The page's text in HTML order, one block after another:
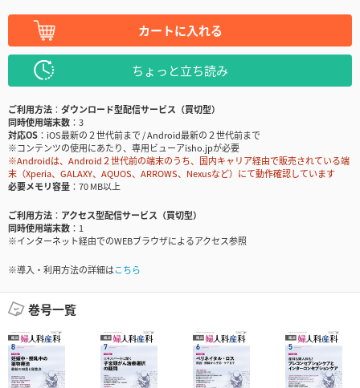
カートに入れる
ちょっと立ち読み
ご利用方法
ダウンロード型配信サービス（買切型）
同時使用端末数
3
対応OS
iOS最新の２世代前まで / Android最新の２世代前まで
※コンテンツの使用にあたり、専用ビューアisho.jpが必要
※Androidは、Android２世代前の端末のうち、国内キャリア経由で販売されている端
末（Xperia、GALAXY、AQUOS、ARROWS、Nexusなど）にて動作確認しています
必要メモリ容量
70 MB以上
ご利用方法
アクセス型配信サービス（買切型）
同時使用端末数
1
※インターネット経由でのWEBブラウザによるアクセス参照
※導入・利用方法の詳細はこちら
巻号一覧